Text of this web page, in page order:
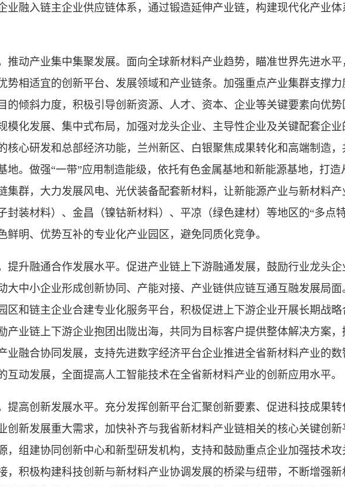
业融入链主企业供应链体系，通过锻造延伸产业链，构建现代化产业
动产业集中集聚发展。面向全球新材料产业趋势，瞄准世界先进水平
势相适宜的创新平台、发展领域和产业链条。加强重点产业集群支撑
的倾斜力度，积极引导创新资源、人才、资本、企业等关键要素向优
模化发展、集中式布局，加强对龙头企业、主导性企业及关键配套企
核心研发和总部经济功能，兰州新区、白银聚焦成果转化和高端制造
地。做强“一带”应用制造能级，依托有色金属基地和新能源基地，打
集群，大力发展风电、光伏装备配套新材料，让新能源产业与新材料
封装材料）、金昌（镍钴新材料）、平凉（绿色建材）等地区的“多点
鲜明、优势互补的专业化产业园区，避免同质化竞争。
升融通合作发展水平。促进产业链上下游融通发展，鼓励行业龙头企
大中小企业形成创新协同、产能对接、产业链供应链互通互融发展局
区和链主企业合建专业化服务平台，积极促进上下游企业开展长期战
产业链上下游企业抱团出陇出海，共同为目标客户提供整体解决方案
业融合协同发展，支持先进数字经济平台企业推进全省新材料产业的
互动发展，全面提高人工智能技术在全省新材料产业的创新应用水平。
高创新发展水平。充分发挥创新平台汇聚创新要素、促进科技成果转
创新发展重大需求，加快补齐与我省新材料产业链相关的核心关键创
，组建协同创新中心和新型研发机构，支持和鼓励重点企业加强技术
，积极构建科技创新与新材料产业协调发展的桥梁与纽带，不断增强新